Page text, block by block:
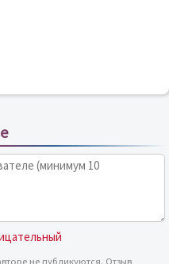
не публикуются. Отзыв